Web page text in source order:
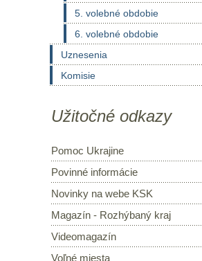
5. volebné obdobie
6. volebné obdobie
Uznesenia
Komisie
Užitočné odkazy
Pomoc Ukrajine
Povinné informácie
Novinky na webe KSK
Magazín - Rozhýbaný kraj
Videomagazín
Voľné miesta